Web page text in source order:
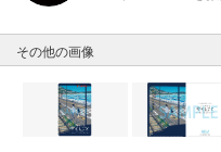
その他の画像